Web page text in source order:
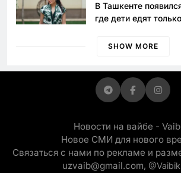
В Ташкенте
где дети едят
просить «кашу без
SHOW MORE
Новости на вайбе -
Новое СМИ для нового
Связаться с нами по рекламе и
uzvaib@gmail.com,